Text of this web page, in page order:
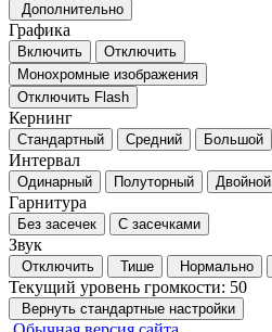
Дополнительно
Графика
Включить
Отключить
Монохромные изображения
Отключить Flash
Кернинг
Стандартный Средний Большой
Интервал
Одинарный Полуторный Двойной
Гарнитура
Без засечек С засечками
Звук
Отключить Тише Нормально
Текущий уровень громкости: 50
Вернуть стандартные настройки